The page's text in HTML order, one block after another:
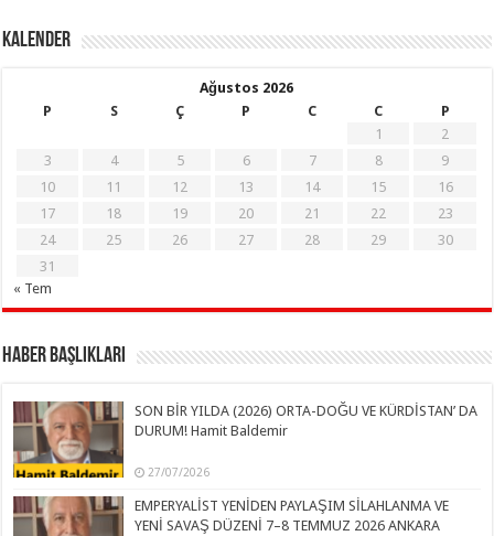
KALENDER
Ağustos 2026
P
S Ç P C C
P
1
2
3
4 5 6 7 8
9
10
11 12 13 14 15
16
17
18 19 20 21 22
23
24
25 26 27 28 29
30
31
« Tem
Haber Başlıkları
SON BİR YILDA (2026) ORTA-DOĞU VE KÜRDİSTAN’ DA
DURUM! Hamit Baldemir
27/07/2026
EMPERYALİST YENİDEN PAYLAŞIM SİLAHLANMA VE
YENİ SAVAŞ DÜZENİ 7–8 TEMMUZ 2026 ANKARA